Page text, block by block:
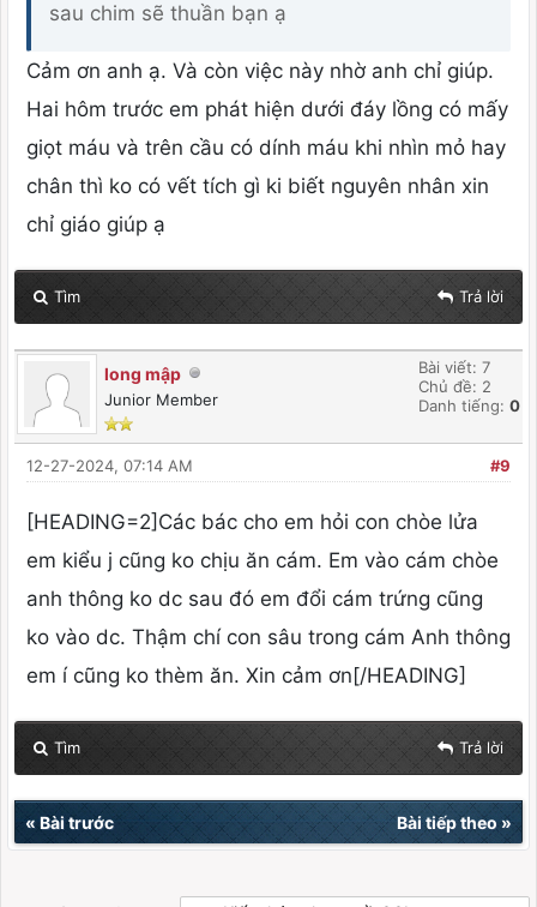
sau chim sẽ thuần bạn ạ
Cảm ơn anh ạ. Và còn việc này nhờ anh chỉ giúp.
Hai hôm trước em phát hiện dưới đáy lồng có mấy
giọt máu và trên cầu có dính máu khi nhìn mỏ hay
chân thì ko có vết tích gì ki biết nguyên nhân xin
chỉ giáo giúp ạ
Tìm Trả lời
long mập
Junior Member
Bài viết: 7
Chủ đề: 2
Danh tiếng: 0
#9
12-27-2024, 07:14 AM
[HEADING=2]Các bác cho em hỏi con chòe lửa
em kiểu j cũng ko chịu ăn cám. Em vào cám chòe
anh thông ko dc sau đó em đổi cám trứng cũng
ko vào dc. Thậm chí con sâu trong cám Anh thông
em í cũng ko thèm ăn. Xin cảm ơn[/HEADING]
Tìm Trả lời
« Bài trước Bài tiếp theo»